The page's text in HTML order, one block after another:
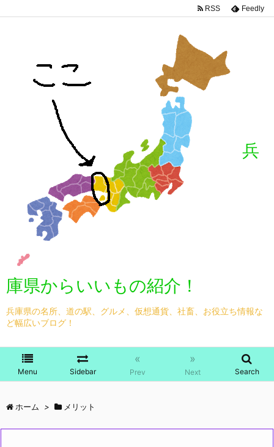
兵
庫県からいいもの紹介！
兵庫県の名所、道の駅、グルメ、仮想通貨、社畜、お役立ち情報な
ど幅広いブログ！
Menu Sidebar
«
Prev
»
Next Search
RSS Feedly
ホーム > メリット